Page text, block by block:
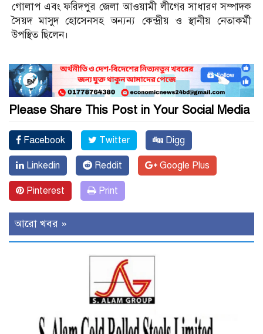
গোলাপ এবং ফরিদপুর জেলা আওয়ামী লীগের সাধারণ সম্পাদক
সৈয়দ মাসুদ হোসেনসহ অন্যন্য কেন্দ্রীয় ও স্থানীয় নেতাকর্মী
উপস্থিত ছিলেন।
Please Share This Post in Your Social Media
Facebook Twitter Digg
Linkedin Reddit Google Plus
Pinterest Print
আরো খবর »